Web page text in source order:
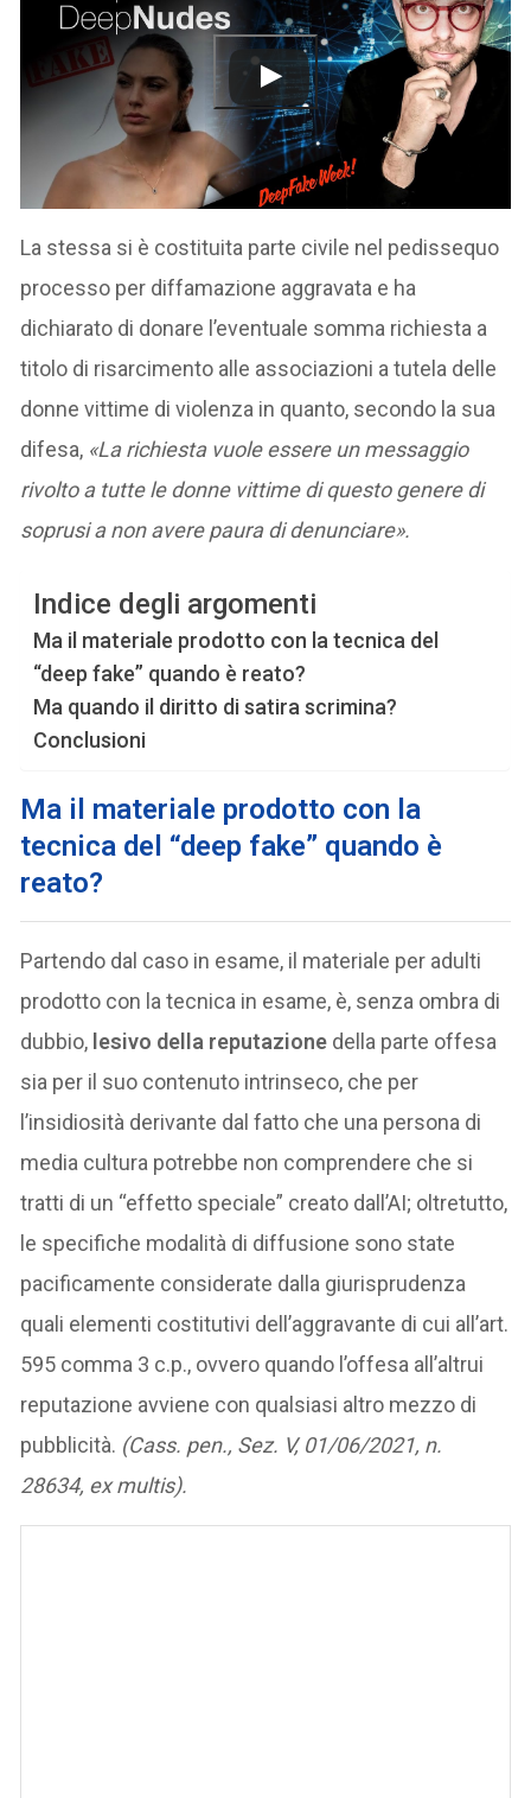
La stessa si è costituita parte civile nel pedissequo
processo per diffamazione aggravata e ha
dichiarato di donare l’eventuale somma richiesta a
titolo di risarcimento alle associazioni a tutela delle
donne vittime di violenza in quanto, secondo la sua
difesa, «La richiesta vuole essere un messaggio
rivolto a tutte le donne vittime di questo genere di
soprusi a non avere paura di denunciare».
Indice degli argomenti
Ma il materiale prodotto con la tecnica del
“deep fake” quando è reato?
Ma quando il diritto di satira scrimina?
Conclusioni
Ma il materiale prodotto con la
tecnica del “deep fake” quando è
reato?
Partendo dal caso in esame, il materiale per adulti
prodotto con la tecnica in esame, è, senza ombra di
dubbio, lesivo della reputazione della parte offesa
sia per il suo contenuto intrinseco, che per
l’insidiosità derivante dal fatto che una persona di
media cultura potrebbe non comprendere che si
tratti di un “effetto speciale” creato dall’AI; oltretutto,
le specifiche modalità di diffusione sono state
pacificamente considerate dalla giurisprudenza
quali elementi costitutivi dell’aggravante di cui all’art.
595 comma 3 c.p., ovvero quando l’offesa all’altrui
reputazione avviene con qualsiasi altro mezzo di
pubblicità. (Cass. pen., Sez. V, 01/06/2021, n.
28634, ex multis).